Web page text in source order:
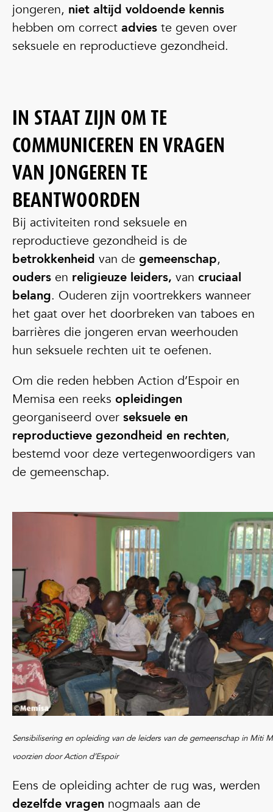
jongeren, niet altijd voldoende kennis
hebben om correct advies te geven over
seksuele en reproductieve gezondheid.
IN STAAT ZIJN OM TE
COMMUNICEREN EN VRAGEN
VAN JONGEREN TE
BEANTWOORDEN
Bij activiteiten rond seksuele en
reproductieve gezondheid is de
betrokkenheid van de gemeenschap,
ouders en religieuze leiders, van cruciaal
belang. Ouderen zijn voortrekkers wanneer
het gaat over het doorbreken van taboes en
barrières die jongeren ervan weerhouden
hun seksuele rechten uit te oefenen.
Om die reden hebben Action d’Espoir en
Memisa een reeks opleidingen
georganiseerd over seksuele en
reproductieve gezondheid en rechten,
bestemd voor deze vertegenwoordigers van
de gemeenschap.
Sensibilisering en opleiding van de leiders van de gemeenschap in Miti
voorzien door Action d’Espoir
Eens de opleiding achter de rug was, werden
dezelfde vragen nogmaals aan de